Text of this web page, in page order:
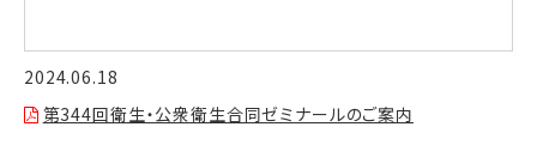
2024.06.18
第344回衛生・公衆衛生合同ゼミナールのご案内